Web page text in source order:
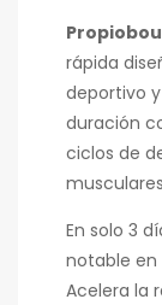
rápida
deportivo
duración
ciclos de
En solo 3
notable
Acelera la